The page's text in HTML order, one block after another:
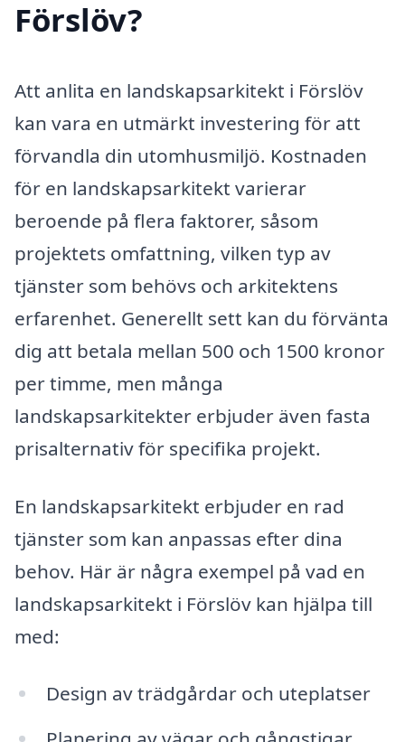
Förslöv?
Att anlita en landskapsarkitekt i Förslöv
kan vara en utmärkt investering för att
förvandla din utomhusmiljö. Kostnaden
för en landskapsarkitekt varierar
beroende på flera faktorer, såsom
projektets omfattning, vilken typ av
tjänster som behövs och arkitektens
erfarenhet. Generellt sett kan du förvänta
dig att betala mellan 500 och 1500 kronor
per timme, men många
landskapsarkitekter erbjuder även fasta
prisalternativ för specifika projekt.
En landskapsarkitekt erbjuder en rad
tjänster som kan anpassas efter dina
behov. Här är några exempel på vad en
landskapsarkitekt i Förslöv kan hjälpa till
med:
Design av trädgårdar och uteplatser